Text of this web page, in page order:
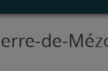
de-